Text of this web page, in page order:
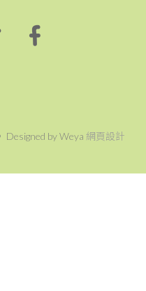
by Weya 網頁設計